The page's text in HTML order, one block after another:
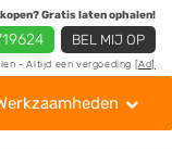
Gratis laten ophalen!
BEL MIJ OP
- Altijd een vergoeding [Ad]